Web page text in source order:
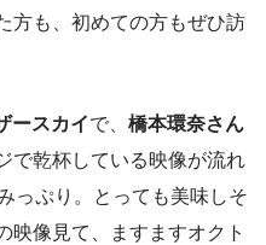
方も、初めての方もぜひ訪
ースカイで、 橋本環奈さん
で乾杯している映像が流れ
っぷり。とっても美味しそ
映像見て、ますますオクト